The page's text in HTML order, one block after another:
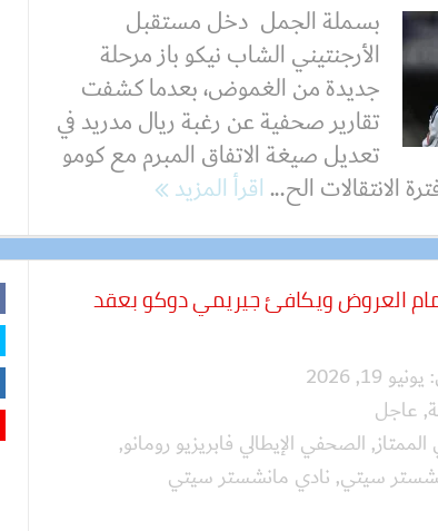
بسملة الجمل دخل مستقبل
الأرجنتيني الشاب نيكو باز مرحلة
جديدة من الغموض، بعدما كشفت
تقارير صحفية عن رغبة ريال مدريد في
تعديل صيغة الاتفاق المبرم مع كومو
الانتقالات الح...اقرأ المزيد
العروض ويكافئ جيريمي دوكو بعقد
يونيو 19, 2026
, عاجل
, الصحفي الإيطالي فابريزيو رومانو,
سيتي, نادي مانشستر سيتي